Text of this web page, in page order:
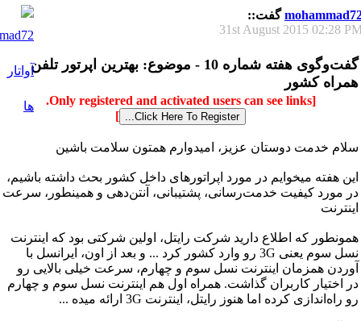
گفت::
31st August 2015 02:28
گفت‌وگوی هفته شماره 10 - موضوع: بهترین اپرتور تلفن
همراه کشور
[Only registered and activated users can see links.
]
سلام خدمت دوستان عزیز، امیدوارم همتون سلامت باشین
این هفته میخوایم در مورد اپراتورهای داخل کشور بحث داشته باشیم،
در مورد کیفیت خدمت‌رسانی، پشتیبانی، آنتن‌دهی و همینطور، سرعت
اینترنت
همونطور که اطلاع دارید شرکت رایتل، اولین شرکتی بود که اینترنت
نسل سوم یعنی 3G رو وارد کشور کرد ... و بعد از اون، ایرانسل با
آوردن همزمان اینترنت نسل سوم و چهارم، سرعت خیلی بالایی رو
در اختیار کاربران گذاشت. همراه اول هم اینترنت نسل سوم و چهارم
رو راه‌اندازی کرده اما هنوز رایتل، اینترنت 3G ارائه میده ...